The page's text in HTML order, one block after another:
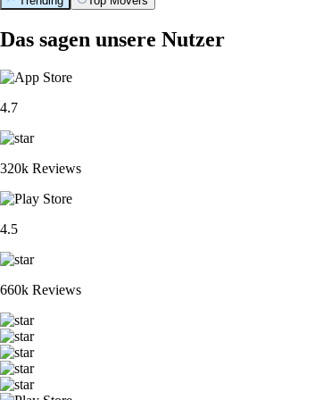
Das sagen unsere Nutzer
4.7
320k Reviews
4.5
660k Reviews